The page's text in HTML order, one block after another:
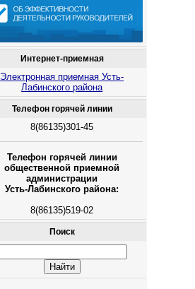
Интернет-приемная
Электронная приемная Усть-
Лабинского района
Телефон горячей линии
8(86135)301-45
Телефон горячей линии
общественной приемной
администрации
Усть-Лабинского района:
8(86135)519-02
Поиск